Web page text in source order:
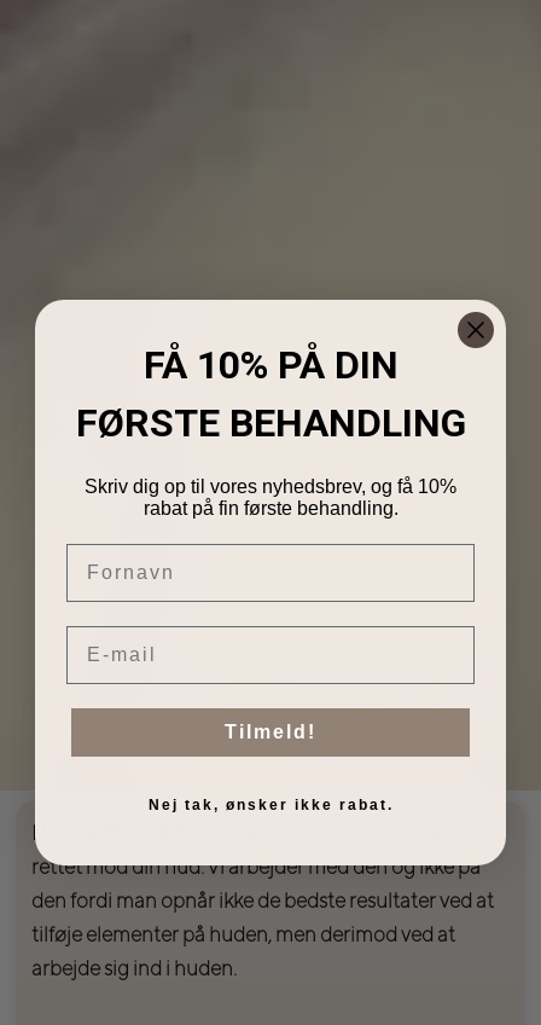
Hos SSKIN COPENHAGEN er vores absolutte fokus
rettet mod din hud. Vi arbejder med den og ikke på
den fordi man opnår ikke de bedste resultater ved at
tilføje elementer på huden, men derimod ved at
arbejde sig ind i huden.
FÅ 10% PÅ DIN
FØRSTE BEHANDLING
Skriv dig op til vores nyhedsbrev, og få 10%
rabat på fin første behandling.
Tilmeld!
Nej tak, ønsker ikke rabat.